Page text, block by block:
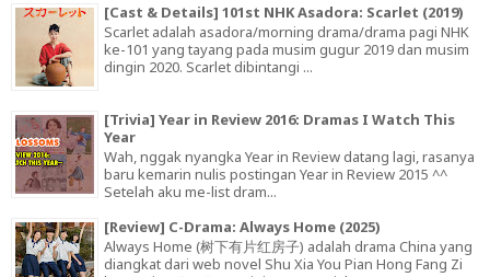
[Cast & Details] 101st NHK Asadora: Scarlet (2019)
Scarlet adalah asadora/morning drama/drama pagi NHK
ke-101 yang tayang pada musim gugur 2019 dan musim
dingin 2020. Scarlet dibintangi ...
[Trivia] Year in Review 2016: Dramas I Watch This
Year
Wah, nggak nyangka Year in Review datang lagi, rasanya
baru kemarin nulis postingan Year in Review 2015 ^^
Setelah aku me-list dram...
[Review] C-Drama: Always Home (2025)
Always Home (树下有片红房子) adalah drama China yang
diangkat dari web novel Shu Xia You Pian Hong Fang Zi